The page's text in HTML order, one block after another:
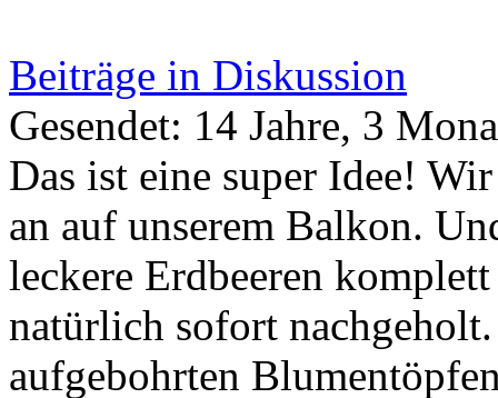
Beiträge in Diskussion
Gesendet: 14 Jahre, 3
Das ist eine super Idee!
an auf unserem Balkon.
leckere Erdbeeren
natürlich sofort
aufgebohrten